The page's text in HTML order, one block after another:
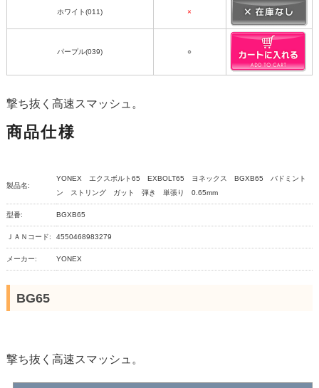
ホワイト(011) ×
パープル(039) ○
撃ち抜く高速スマッシュ。
商品仕様
製品名:
YONEX エクスボルト65 EXBOLT65 ヨネックス BGXB65 バドミント
ン ストリング ガット 弾き 単張り 0.65mm
型番: BGXB65
ＪＡＮコード: 4550468983279
メーカー: YONEX
BG65
撃ち抜く高速スマッシュ。